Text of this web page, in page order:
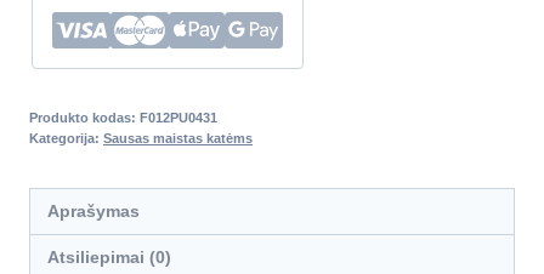
Produkto kodas: F012PU0431
Kategorija: Sausas maistas katėms
Aprašymas
Atsiliepimai (0)